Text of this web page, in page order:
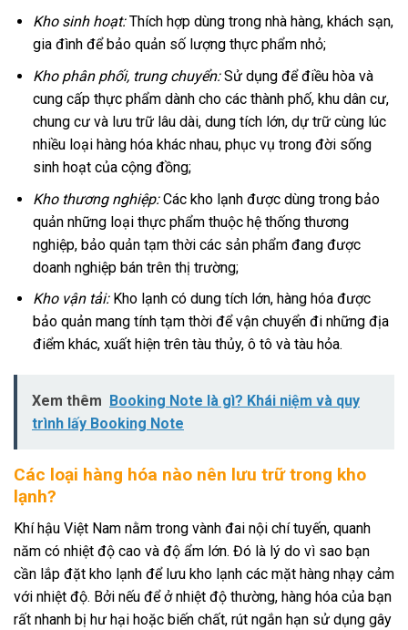
Kho sinh hoạt:Thích hợp dùng trong nhà hàng, khách sạn,
gia đình để bảo quản số lượng thực phẩm nhỏ;
Kho phân phối, trung chuyển:Sử dụng để điều hòa và
cung cấp thực phẩm dành cho các thành phố, khu dân cư,
chung cư và lưu trữ lâu dài, dung tích lớn, dự trữ cùng lúc
nhiều loại hàng hóa khác nhau, phục vụ trong đời sống
sinh hoạt của cộng đồng;
Kho thương nghiệp:Các kho lạnh được dùng trong bảo
quản những loại thực phẩm thuộc hệ thống thương
nghiệp, bảo quản tạm thời các sản phẩm đang được
doanh nghiệp bán trên thị trường;
Kho vận tải:Kho lạnh có dung tích lớn, hàng hóa được
bảo quản mang tính tạm thời để vận chuyển đi những địa
điểm khác, xuất hiện trên tàu thủy, ô tô và tàu hỏa.
Xem thêm Booking Note là gì? Khái niệm và quy
trình lấy Booking Note
Các loại hàng hóa nào nên lưu trữ trong kho
lạnh?
Khí hậu Việt Nam nằm trong vành đai nội chí tuyến, quanh
năm có nhiệt độ cao và độ ẩm lớn. Đó là lý do vì sao bạn
cần lắp đặt kho lạnh để lưu kho lạnh các mặt hàng nhạy cảm
với nhiệt độ. Bởi nếu để ở nhiệt độ thường, hàng hóa của bạn
rất nhanh bị hư hại hoặc biến chất, rút ngắn hạn sử dụng gây